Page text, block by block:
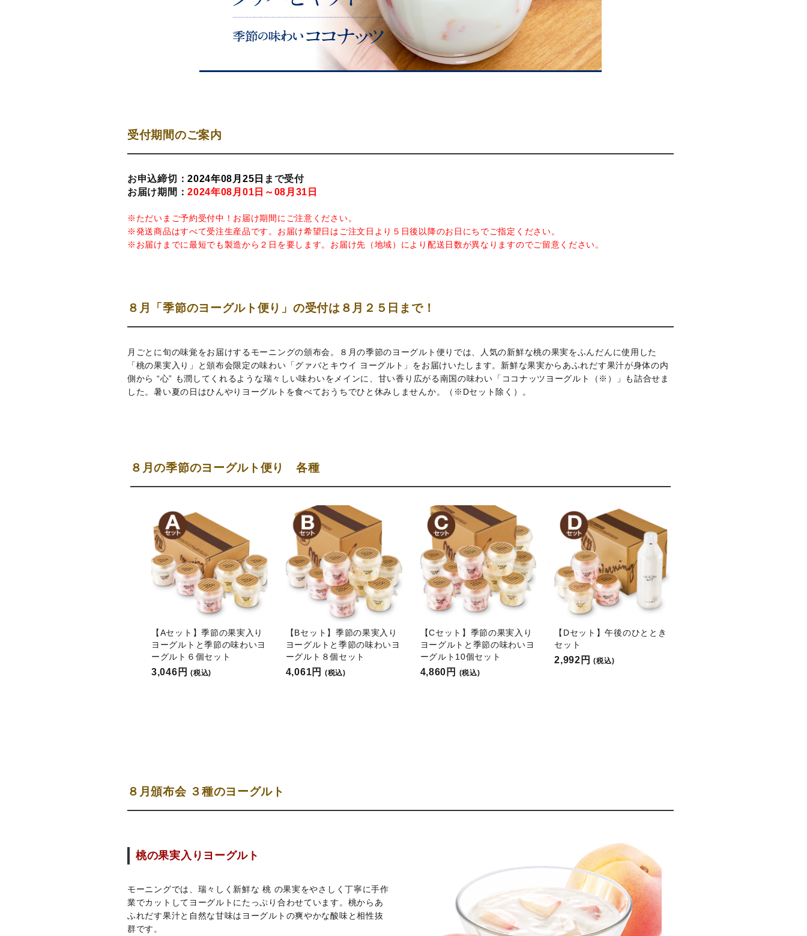
受付期間のご案内
お申込締切：2024年08月25日 まで受付
お届け期間：2024年08月01日～08月31日
※ただいまご予約受付中！お届け期間にご注意ください。
※発送商品はすべて受注生産品です。お届け希望日はご注文日より５日後以降のお日にちでご指定ください。
※お届けまでに最短でも製造から２日を要します。お届け先（地域）により配送日数が異なりますのでご留意ください。
８月「季節のヨーグルト便り」の受付は８月２５日まで！
月ごとに旬の味覚をお届けするモーニングの頒布会。８月の季節のヨーグルト便りでは、人気の新鮮な桃の果実をふんだんに使用した
「桃の果実入り」と頒布会限定の味わい「グァバとキウイ ヨーグルト」をお届けいたします。新鮮な果実からあふれだす果汁が身体の内
側から “心” も潤してくれるような瑞々しい味わいをメインに、甘い香り広がる南国の味わい「ココナッツヨーグルト（※）」も詰合せま
した。暑い夏の日はひんやりヨーグルトを食べておうちでひと休みしませんか。（※Dセット除く）。
８月の季節のヨーグルト便り 各種
【Aセット】季節の果実入り
ヨーグルトと季節の味わいヨ
ーグルト６個セット
3,046円 (税込)
【Bセット】季節の果実入り
ヨーグルトと季節の味わいヨ
ーグルト８個セット
4,061円 (税込)
【Cセット】季節の果実入り
ヨーグルトと季節の味わいヨ
ーグルト10個セット
4,860円 (税込)
【Dセット】午後のひととき
セット
2,992円 (税込)
８月頒布会 ３種のヨーグルト
桃の果実入りヨーグルト
モーニングでは、瑞々しく新鮮な 桃 の果実をやさしく丁寧に手作
業でカットしてヨーグルトにたっぷり合わせています。桃からあ
ふれだす果汁と自然な甘味はヨーグルトの爽やかな酸味と相性抜
群です。